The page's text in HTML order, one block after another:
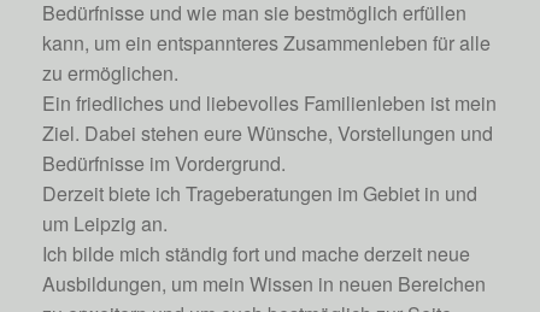
Bedürfnisse und wie man sie bestmöglich erfüllen
kann, um ein entspannteres Zusammenleben für alle
zu ermöglichen.
Ein friedliches und liebevolles Familienleben ist mein
Ziel. Dabei stehen eure Wünsche, Vorstellungen und
Bedürfnisse im Vordergrund.
Derzeit biete ich Trageberatungen im Gebiet in und
um Leipzig an.
Ich bilde mich ständig fort und mache derzeit neue
Ausbildungen, um mein Wissen in neuen Bereichen